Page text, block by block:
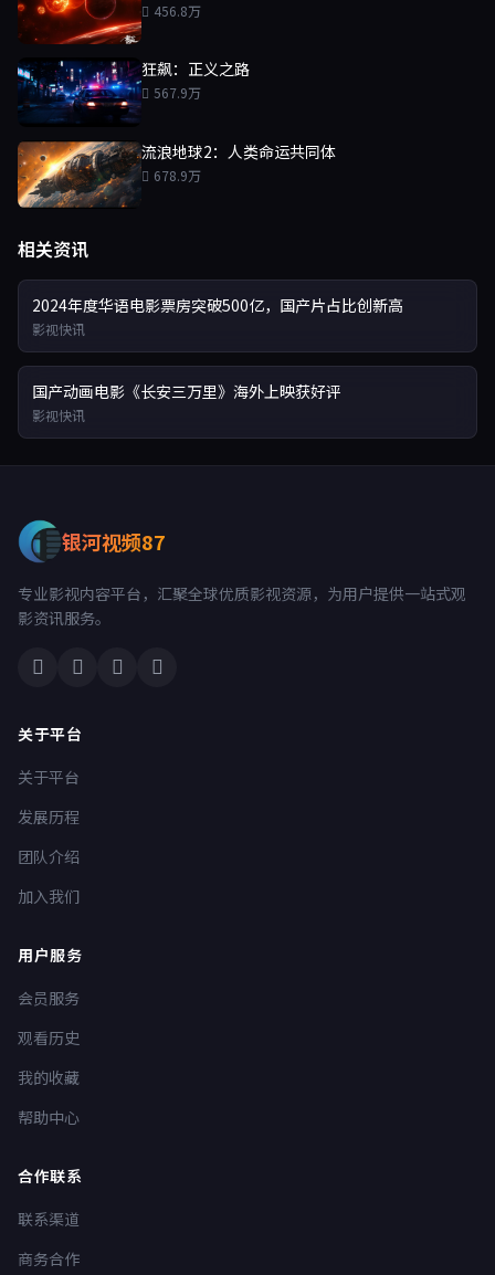
456.8万
狂飙：正义之路
567.9万
流浪地球2：人类命运共同体
678.9万
相关资讯
2024年度华语电影票房突破500亿，国产片占比创新高
影视快讯
国产动画电影《长安三万里》海外上映获好评
影视快讯
银河视频87
专业影视内容平台，汇聚全球优质影视资源，为用户提供一站式观
影资讯服务。
关于平台
关于平台
发展历程
团队介绍
加入我们
用户服务
会员服务
观看历史
我的收藏
帮助中心
合作联系
联系渠道
商务合作